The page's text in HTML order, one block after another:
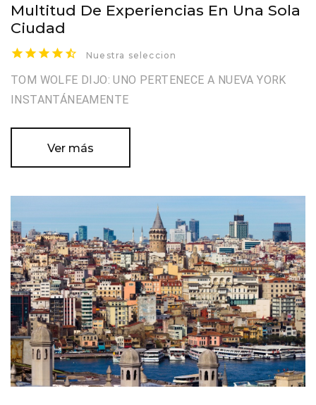
Multitud De Experiencias En Una Sola
Ciudad
Nuestra seleccion
TOM WOLFE DIJO: UNO PERTENECE A NUEVA YORK
INSTANTÁNEAMENTE
Ver más